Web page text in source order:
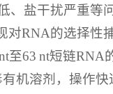
、盐干扰严重等
对RNA的选择性
至63 nt短链
机溶剂，操作